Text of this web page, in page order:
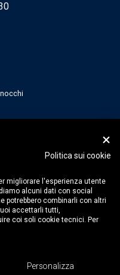
Politica sui cookie
migliorare l'esperienza utente
alcuni dati con social
potrebbero combinarli con altri
accettarli tutti,
coi soli cookie tecnici. Per
Personalizza